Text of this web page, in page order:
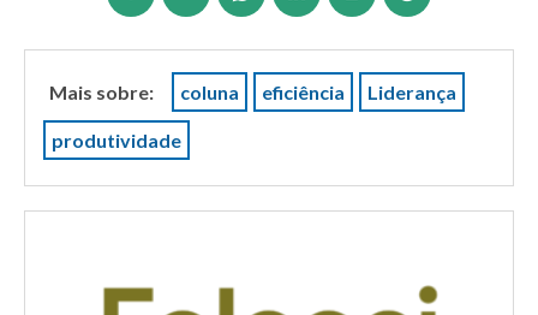
Mais sobre: coluna eficiência Liderança
produtividade